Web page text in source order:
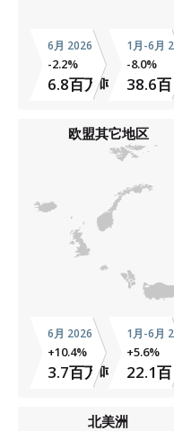
6月 2026
-2.2%
6.8百万吨
1月-6月
-8.0%
38.6
欧盟其它地区
6月 2026
+10.4%
3.7百万吨
1月-6月
+5.6%
22.1
北美洲